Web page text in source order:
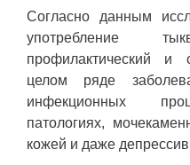
Согласно данным
употребление
профилактический
целом ряде
инфекционных
патологиях,
кожей и даже